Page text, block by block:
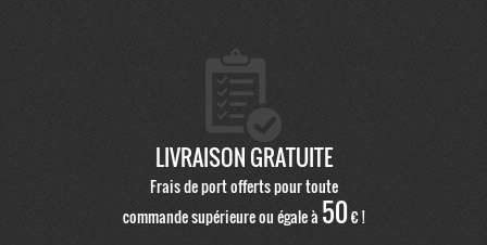
LIVRAISON GRATUITE
Frais de port offerts pour toute
commande supérieure ou égale à 50€ !